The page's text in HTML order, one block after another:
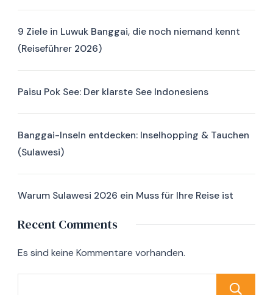
9 Ziele in Luwuk Banggai, die noch niemand kennt
(Reiseführer 2026)
Paisu Pok See: Der klarste See Indonesiens
Banggai-Inseln entdecken: Inselhopping & Tauchen
(Sulawesi)
Warum Sulawesi 2026 ein Muss für Ihre Reise ist
Recent Comments
Es sind keine Kommentare vorhanden.